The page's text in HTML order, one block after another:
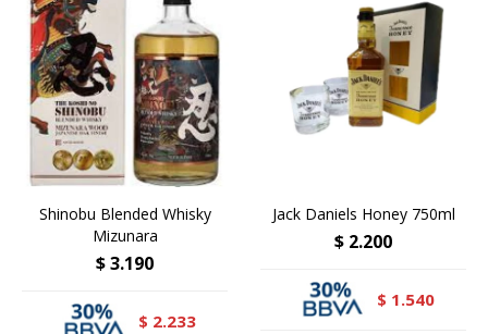
Shinobu Blended Whisky
Mizunara
$3.190
$ 2.233
Jack Daniels Honey 750ml
$ 2.200
$ 1.540